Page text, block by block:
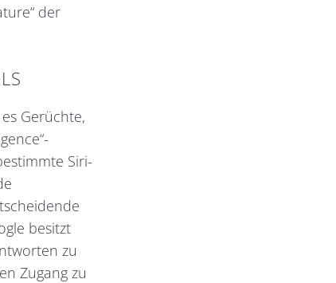
der
Gerüchte,
Siri-
besitzt
zu
Zugang zu